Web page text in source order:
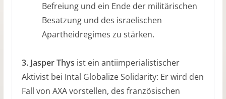
Befreiung und ein Ende der militärischen
Besatzung und des israelischen
Apartheidregimes zu stärken.
3. Jasper Thys ist ein antiimperialistischer
Aktivist bei Intal Globalize Solidarity: Er wird den
Fall von AXA vorstellen, des französischen